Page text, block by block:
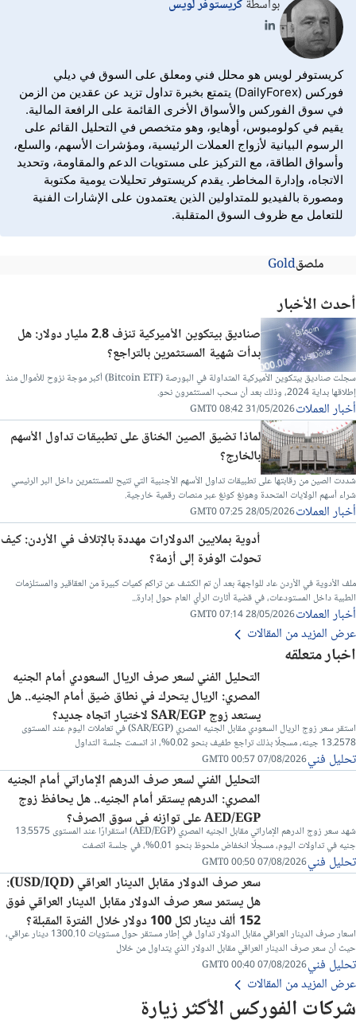
بواسطةكريستوفر لويس
كريستوفر لويس هو محلل فني ومعلق على السوق في ديلي
فوركس (DailyForex) يتمتع بخبرة تداول تزيد عن عقدين من الزمن
في سوق الفوركس والأسواق الأخرى القائمة على الرافعة المالية.
يقيم في كولومبوس، أوهايو، وهو متخصص في التحليل القائم على
الرسوم البيانية لأزواج العملات الرئيسية، ومؤشرات الأسهم، والسلع،
وأسواق الطاقة، مع التركيز على مستويات الدعم والمقاومة، وتحديد
الاتجاه، وإدارة المخاطر. يقدم كريستوفر تحليلات يومية مكتوبة
ومصورة بالفيديو للمتداولين الذين يعتمدون على الإشارات الفنية
للتعامل مع ظروف السوق المتقلبة.
ملصقGold
شركات الفوركس الأكثر زيارة
أحدث الأخبار
صناديق بيتكوين الأميركية تنزف 2.8 مليار دولار: هل
بدأت شهية المستثمرين بالتراجع؟
سجلت صناديق بيتكوين الأميركية المتداولة في البورصة (Bitcoin ETF) أكبر موجة نزوح للأموال منذ
إطلاقها بداية 2024، وذلك بعد أن سحب المستثمرون نحو.
أخبار العملات31/05/2026 08:42 GMT0
لماذا تضيق الصين الخناق على تطبيقات تداول الأسهم
بالخارج؟
شددت الصين من رقابتها على تطبيقات تداول الأسهم الأجنبية التي تتيح للمستثمرين داخل البر الرئيسي
شراء أسهم الولايات المتحدة وهونغ كونغ عبر منصات رقمية خارجية.
أخبار العملات28/05/2026 07:25 GMT0
أدوية بملايين الدولارات مهددة بالإتلاف في الأردن: كيف
تحولت الوفرة إلى أزمة؟
ملف الأدوية في الأردن عاد للواجهة بعد أن تم الكشف عن تراكم كميات كبيرة من العقاقير والمستلزمات
الطبية داخل المستودعات، في قضية أثارت الرأي العام حول إدارة...
أخبار العملات28/05/2026 07:14 GMT0
عرض المزيد من المقالات
اخبار متعلقه
التحليل الفني لسعر صرف الريال السعودي أمام الجنيه
المصري: الريال يتحرك في نطاق ضيق أمام الجنيه.. هل
يستعد زوج SAR/EGP لاختيار اتجاه جديد؟
استقر سعر زوج الريال السعودي مقابل الجنيه المصري (SAR/EGP) في تعاملات اليوم عند المستوى
13.2578 جينه، مسجلًا بذلك تراجع طفيف بنحو 0.02%، اذ اتسمت جلسة التداول
تحليل فني07/08/2026 00:57 GMT0
التحليل الفني لسعر صرف الدرهم الإماراتي أمام الجنيه
المصري: الدرهم يستقر أمام الجنيه.. هل يحافظ زوج
AED/EGP على توازنه في سوق الصرف؟
شهد سعر زوج الدرهم الإماراتي مقابل الجنيه المصري (AED/EGP) استقرارًا عند المستوى 13.5575
جنيه في تداولات اليوم، مسجلًا انخفاض ملحوظ بنحو 0.01%، في جلسة اتصفت
تحليل فني07/08/2026 00:50 GMT0
سعر صرف الدولار مقابل الدينار العراقي (USD/IQD):
هل يستمر سعر صرف الدولار مقابل الدينار العراقي فوق
152 ألف دينار لكل 100 دولار خلال الفترة المقبلة؟
اسعار صرف الدينار العراقي مقابل الدولار تداول في إطار مستقر حول مستويات 1300.10 دينار عراقي،
حيث أن سعر صرف الدينار العراقي مقابل الدولار الذي يتداول من خلال
تحليل فني07/08/2026 00:40 GMT0
عرض المزيد من المقالات